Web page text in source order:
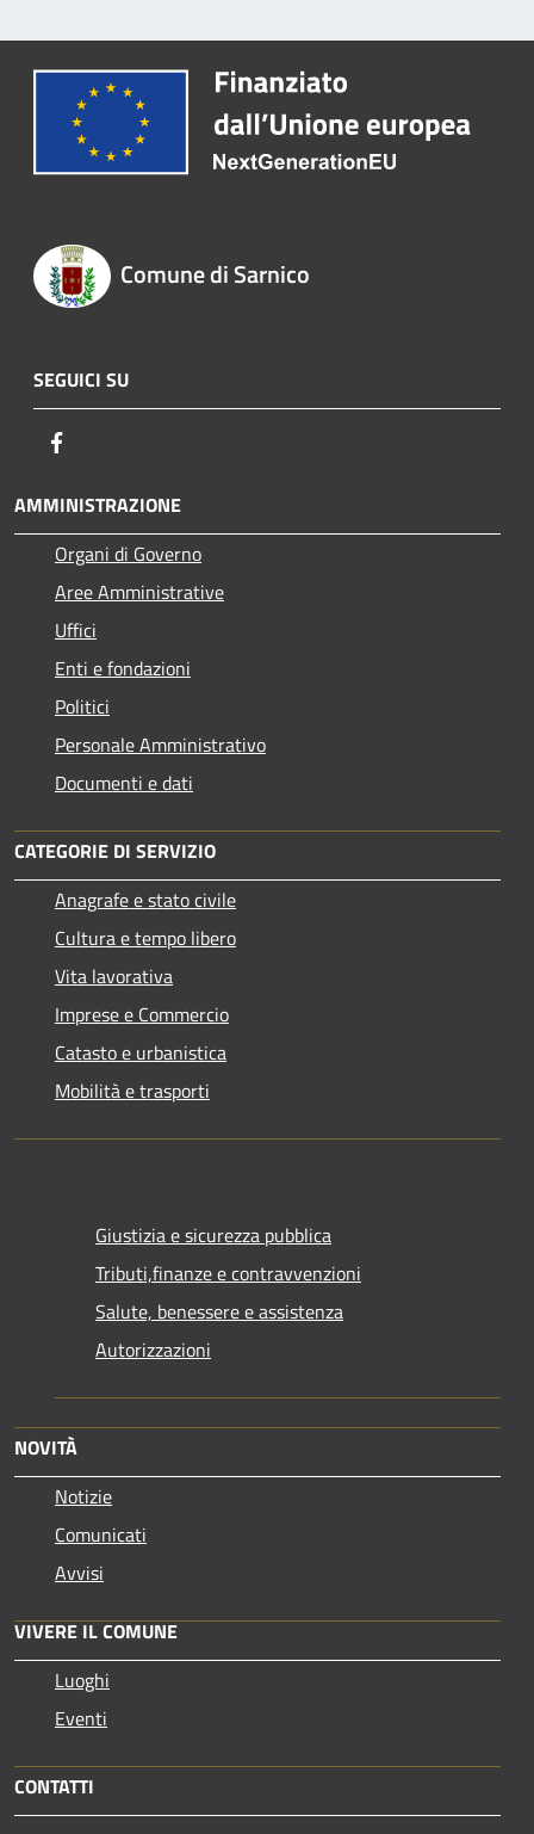
Comune di Sarnico
SEGUICI SU
AMMINISTRAZIONE
Organi di Governo
Aree Amministrative
Uffici
Enti e fondazioni
Politici
Personale Amministrativo
Documenti e dati
CATEGORIE DI SERVIZIO
Anagrafe e stato civile
Cultura e tempo libero
Vita lavorativa
Imprese e Commercio
Catasto e urbanistica
Mobilità e trasporti
Giustizia e sicurezza pubblica
Tributi,finanze e contravvenzioni
Salute, benessere e assistenza
Autorizzazioni
NOVITÀ
Notizie
Comunicati
Avvisi
VIVERE IL COMUNE
Luoghi
Eventi
CONTATTI